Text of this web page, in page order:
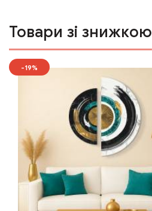
Товари зі знижкою
-19%